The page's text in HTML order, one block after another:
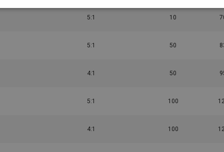
5:1 10
5:1 50
4:1 50
5:1 100
4:1 100